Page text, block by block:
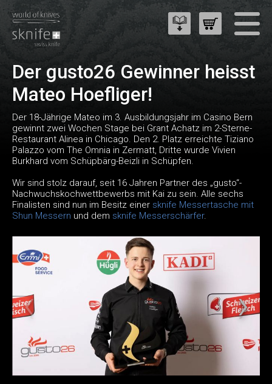
Der gusto26 Gewinner heisst
Mateo Hoefliger!
Der 18-Jährige Mateo im 3. Ausbildungsjahr im Casino Bern
gewinnt zwei Wochen Stage bei Grant Achatz im 2-Sterne-
Restaurant Alinea in Chicago. Den 2. Platz erreichte Tiziano
Palazzo vom The Omnia in Zermatt, Dritte wurde Vivien
Burkhard vom Schüpbärg-Beizli in Schüpfen.
Wir sind stolz darauf, seit 16 Jahren Partner des „gusto“-
Nachwuchskochwettbewerbs mit Kai zu sein. Alle sechs
Finalisten sind nun im Besitz einer sknife Messertasche mit
Shun Messern und dem sknife Messerschärfer.